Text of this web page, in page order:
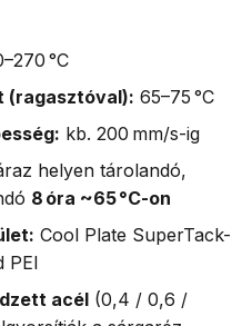
°C
(ragasztóval): 65–75 °C
kb. 200 mm/s-ig
helyen tárolandó,
8 óra ~65 °C-on
Cool Plate SuperTack-
PEI
acél (0,4 / 0,6 /